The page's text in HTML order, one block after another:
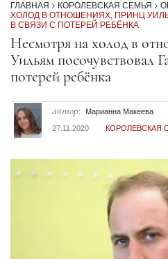
ГЛАВНАЯ КОРОЛЕВСКАЯ СЕМЬЯ
ХОЛОД В ОТНОШЕНИЯХ, ПРИНЦ
В СВЯЗИ С ПОТЕРЕЙ РЕБЁНКА
Секция статей
Несмотря на холод в
Уильям посочувствовал
потерей ребёнка
автор:
Марианна Макеева
27.11.2020
КОРОЛЕВСКАЯ